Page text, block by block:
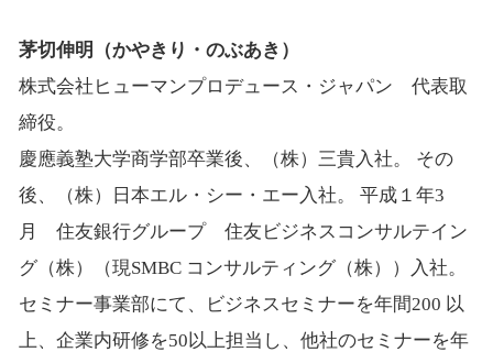
茅切伸明（かやきり・のぶあき）
株式会社ヒューマンプロデュース・ジャパン 代表取
締役。
慶應義塾大学商学部卒業後、（株）三貴入社。 その
後、（株）日本エル・シー・エー入社。 平成１年3
月 住友銀行グループ 住友ビジネスコンサルテイン
グ（株）（現SMBC コンサルティング（株））入社。
セミナー事業部にて、ビジネスセミナーを年間200 以
上、企業内研修を50以上担当し、他社のセミナーを年